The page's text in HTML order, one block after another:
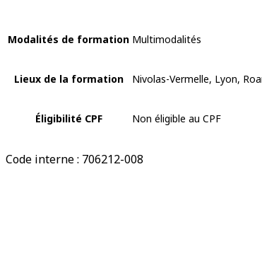
Modalités de formation Multimodalités
Lieux de la formation Nivolas-Vermelle, Lyon,
Éligibilité CPF Non éligible au CPF
Code interne : 706212-008